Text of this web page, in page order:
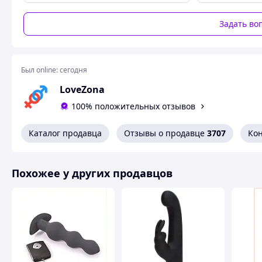
добраться до Твоей точки G. 10 программ
Начиная от нежных вибраций, переходи к более
пронзительными, интенсивными пульсациями
Задать
Был online:сегодня
LoveZona
100% положительных отзывов
Каталог продавца Отзывы о продавце 3707
Похожее у других продавцов